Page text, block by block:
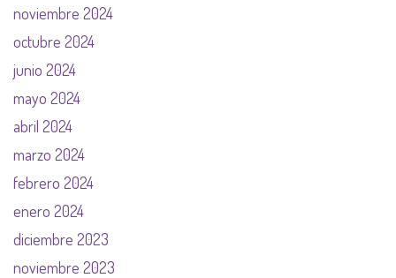
noviembre 2024
octubre 2024
junio 2024
mayo 2024
abril 2024
marzo 2024
febrero 2024
enero 2024
diciembre 2023
noviembre 2023